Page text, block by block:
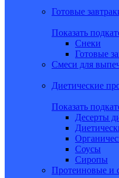
Готовые
Показать
Снеки
Готовые
Смеси для
Диетические
Показать
Десерты
Соусы
Сиропы
Протеиновые и